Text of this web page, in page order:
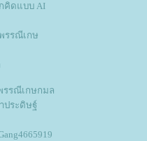
คิดแบบ AI
รรณีเกษ
รรณีเกษกมล
ประดิษฐ์